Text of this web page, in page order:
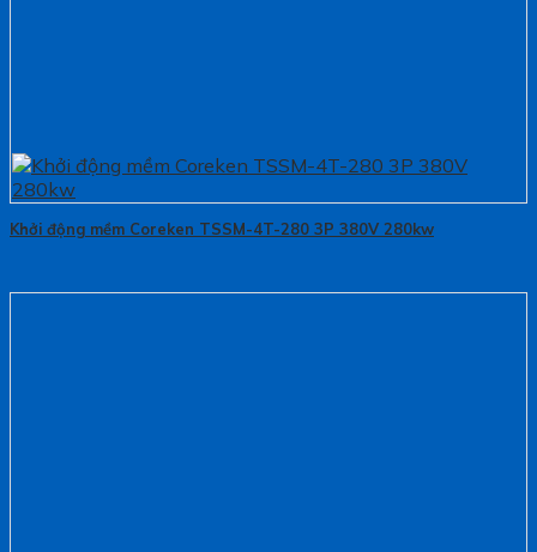
Khởi động mềm Coreken TSSM-4T-280 3P 380V 280kw